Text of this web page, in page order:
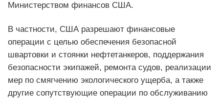
Министерством финансов США.
В частности, США разрешают финансовые
операции с целью обеспечения безопасной
швартовки и стоянки нефтетанкеров, поддержания
безопасности экипажей, ремонта судов, реализации
мер по смягчению экологического ущерба, а также
другие сопутствующие операции по обслуживанию